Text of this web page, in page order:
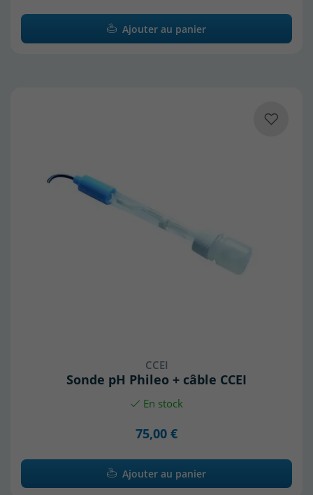
Ajouter au panier
CCEI
Sonde pH Phileo + câble CCEI
En stock
75,00 €
Ajouter au panier